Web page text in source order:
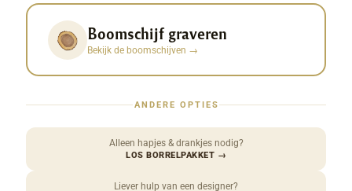
Boomschijf graveren
Bekijk de boomschijven →
ANDERE OPTIES
Alleen hapjes & drankjes nodig?
LOS BORRELPAKKET →
Liever hulp van een designer?